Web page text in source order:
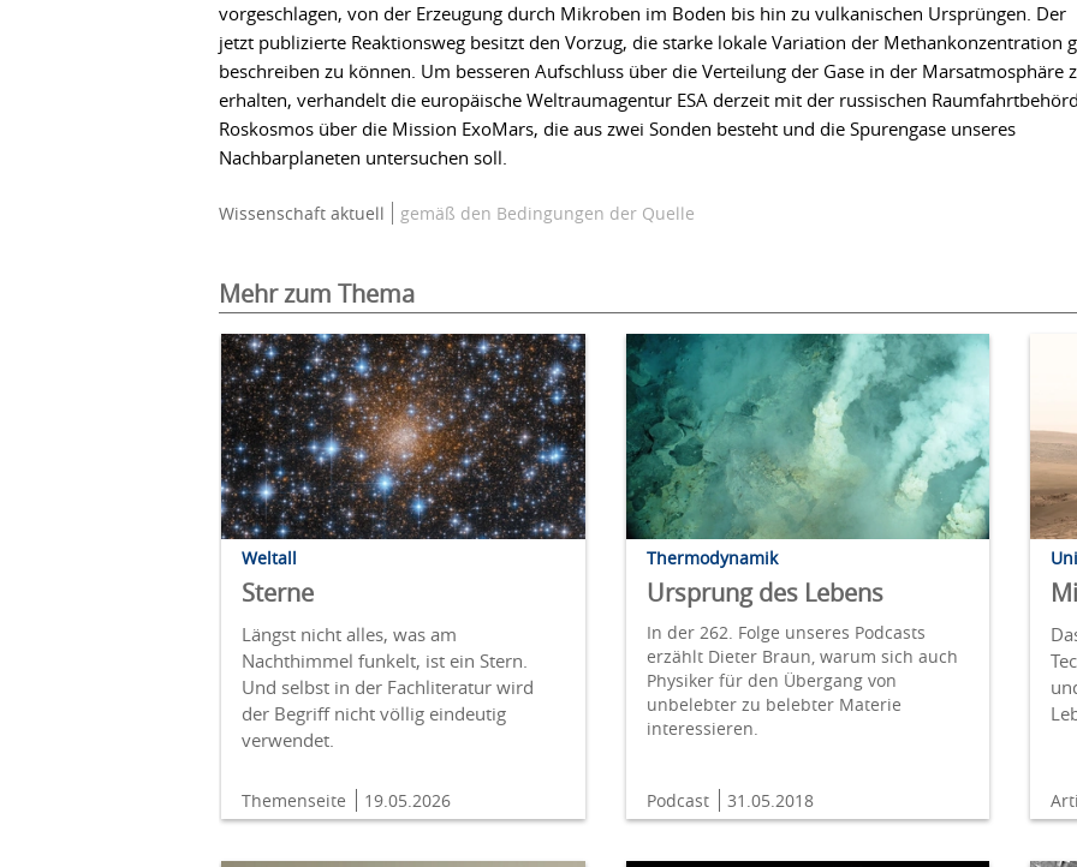
vorgeschlagen, von der Erzeugung durch Mikroben im Boden bis hin zu vulkanischen Ursprüngen. Der
jetzt publizierte Reaktionsweg besitzt den Vorzug, die starke lokale Variation der Methankonzentration
beschreiben zu können. Um besseren Aufschluss über die Verteilung der Gase in der Marsatmosphäre
erhalten, verhandelt die europäische Weltraumagentur ESA derzeit mit der russischen
Roskosmos über die Mission ExoMars, die aus zwei Sonden besteht und die Spurengase unseres
Nachbarplaneten untersuchen soll.
Wissenschaft aktuell gemäß den Bedingungen der Quelle
Mehr zum Thema
Weltall
Sterne
Längst nicht alles, was am
Nachthimmel funkelt, ist ein Stern.
Und selbst in der Fachliteratur wird
der Begriff nicht völlig eindeutig
verwendet.
Themenseite 19.05.2026
Thermodynamik
Ursprung des Lebens
In der 262. Folge unseres Podcasts
erzählt Dieter Braun, warum sich auch
Physiker für den Übergang von
unbelebter zu belebter Materie
interessieren.
Podcast 31.05.2018